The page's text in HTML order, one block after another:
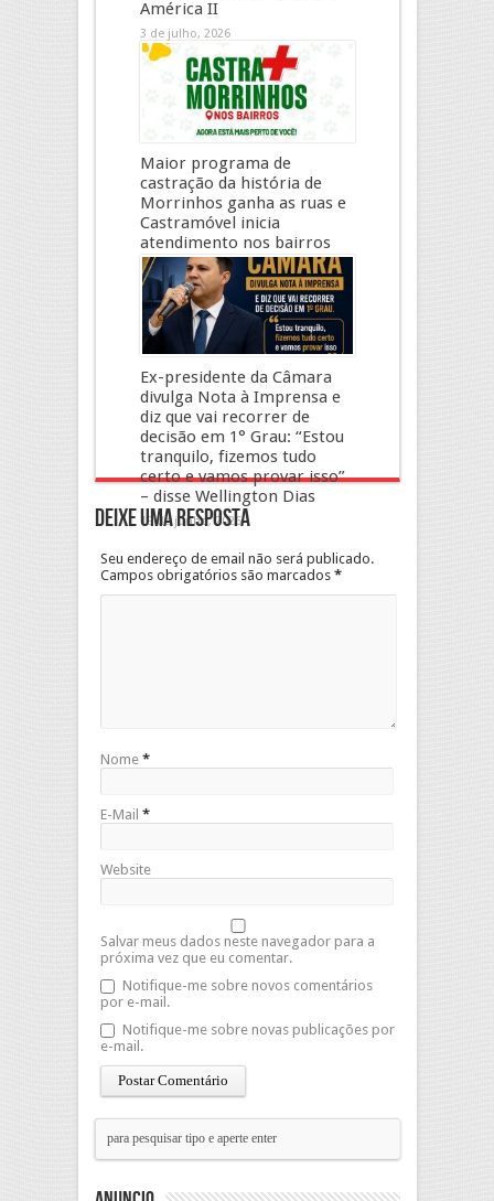
América II
3 de julho, 2026
Maior programa de
castração da história de
Morrinhos ganha as ruas e
Castramóvel inicia
atendimento nos bairros
2 de julho, 2026
Ex-presidente da Câmara
divulga Nota à Imprensa e
diz que vai recorrer de
decisão em 1° Grau: “Estou
tranquilo, fizemos tudo
certo e vamos provar isso”
– disse Wellington Dias
19 de junho, 2026
Deixe uma resposta
Seu endereço de email não será publicado.
Campos obrigatórios são marcados *
Nome *
E-Mail *
Website
Salvar meus dados neste navegador para a
próxima vez que eu comentar.
Notifique-me sobre novos comentários
por e-mail.
Notifique-me sobre novas publicações por
e-mail.